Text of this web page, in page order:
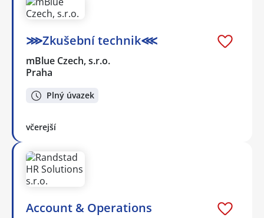
⋙Zkušební technik⋘
mBlue Czech, s.r.o.
Praha
Plný úvazek
včerejší
Account & Operations